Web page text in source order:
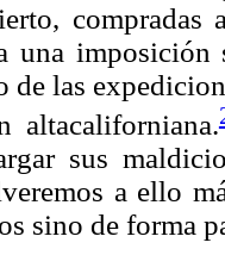
compradas
una imposición
de las
altacaliforniana.
sus
a ello
sino de forma